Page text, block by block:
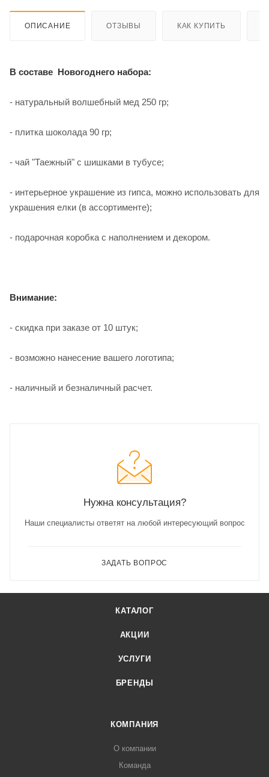
ОПИСАНИЕ ОТЗЫВЫ КАК КУПИТЬ
В составе Новогоднего набора:
- натуральный волшебный мед 250 гр;
- плитка шоколада 90 гр;
- чай "Таежный" с шишками в тубусе;
- интерьерное украшение из гипса, можно использовать для
украшения елки (в ассортименте);
- подарочная коробка с наполнением и декором.
Внимание:
- скидка при заказе от 10 штук;
- возможно нанесение вашего логотипа;
- наличный и безналичный расчет.
Нужна консультация?
Наши специалисты ответят на любой интересующий вопрос
ЗАДАТЬ ВОПРОС
КАТАЛОГ
АКЦИИ
УСЛУГИ
БРЕНДЫ
КОМПАНИЯ
О компании
Команда